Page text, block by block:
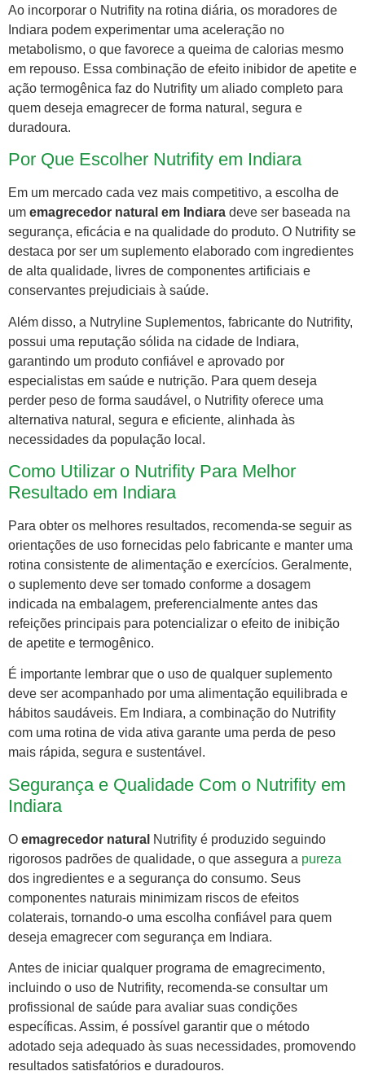
Ao incorporar o Nutrifity na rotina diária, os moradores de
Indiara podem experimentar uma aceleração no
metabolismo, o que favorece a queima de calorias mesmo
em repouso. Essa combinação de efeito inibidor de apetite e
ação termogênica faz do Nutrifity um aliado completo para
quem deseja emagrecer de forma natural, segura e
duradoura.
Por Que Escolher Nutrifity em Indiara
Em um mercado cada vez mais competitivo, a escolha de
um emagrecedor natural em Indiara deve ser baseada na
segurança, eficácia e na qualidade do produto. O Nutrifity se
destaca por ser um suplemento elaborado com ingredientes
de alta qualidade, livres de componentes artificiais e
conservantes prejudiciais à saúde.
Além disso, a Nutryline Suplementos, fabricante do Nutrifity,
possui uma reputação sólida na cidade de Indiara,
garantindo um produto confiável e aprovado por
especialistas em saúde e nutrição. Para quem deseja
perder peso de forma saudável, o Nutrifity oferece uma
alternativa natural, segura e eficiente, alinhada às
necessidades da população local.
Como Utilizar o Nutrifity Para Melhor
Resultado em Indiara
Para obter os melhores resultados, recomenda-se seguir as
orientações de uso fornecidas pelo fabricante e manter uma
rotina consistente de alimentação e exercícios. Geralmente,
o suplemento deve ser tomado conforme a dosagem
indicada na embalagem, preferencialmente antes das
refeições principais para potencializar o efeito de inibição
de apetite e termogênico.
É importante lembrar que o uso de qualquer suplemento
deve ser acompanhado por uma alimentação equilibrada e
hábitos saudáveis. Em Indiara, a combinação do Nutrifity
com uma rotina de vida ativa garante uma perda de peso
mais rápida, segura e sustentável.
Segurança e Qualidade Com o Nutrifity em
Indiara
O emagrecedor natural Nutrifity é produzido seguindo
rigorosos padrões de qualidade, o que assegura a pureza
dos ingredientes e a segurança do consumo. Seus
componentes naturais minimizam riscos de efeitos
colaterais, tornando-o uma escolha confiável para quem
deseja emagrecer com segurança em Indiara.
Antes de iniciar qualquer programa de emagrecimento,
incluindo o uso de Nutrifity, recomenda-se consultar um
profissional de saúde para avaliar suas condições
específicas. Assim, é possível garantir que o método
adotado seja adequado às suas necessidades, promovendo
resultados satisfatórios e duradouros.